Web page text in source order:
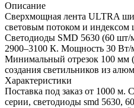
Описание
Сверхмощная лента ULTRA
световым потоком и индексом
Светодиоды SMD 5630 (60 шт/
2900–3100 К. Мощность 30
Минимальный отрезок 100 мм
создания светильников из
Характеристики
Поставка под заказ от 1000
серии, светодиоды smd 5630,